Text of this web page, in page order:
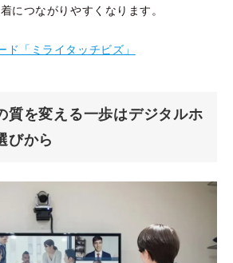
につながりやすくなります。
「ミライタッチビズ」
質を変える一歩はデジタルホ
びから